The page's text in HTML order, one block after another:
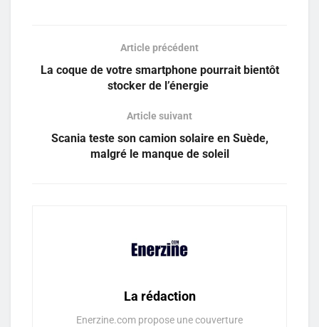
Article précédent
La coque de votre smartphone pourrait bientôt
stocker de l’énergie
Article suivant
Scania teste son camion solaire en Suède,
malgré le manque de soleil
La rédaction
Enerzine.com propose une couverture